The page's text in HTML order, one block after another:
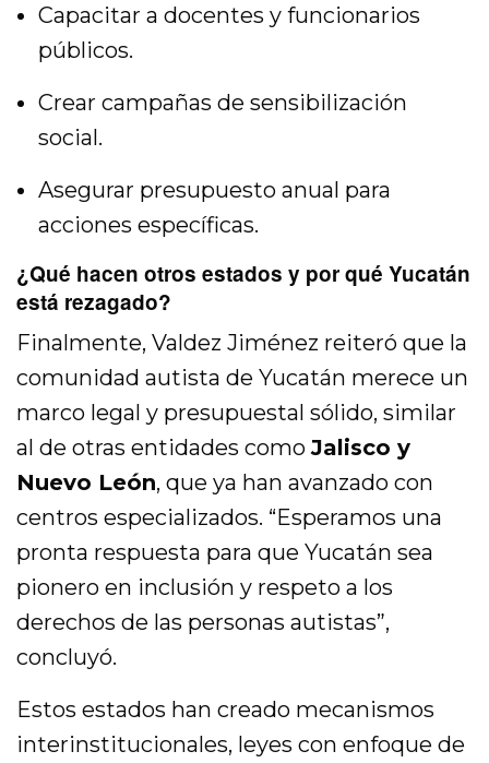
Capacitar a docentes y funcionarios
públicos.
Crear campañas de sensibilización
social.
Asegurar presupuesto anual para
acciones específicas.
¿Qué hacen otros estados y por qué Yucatán
está rezagado?
Finalmente, Valdez Jiménez reiteró que la
comunidad autista de Yucatán merece un
marco legal y presupuestal sólido, similar
al de otras entidades comoJalisco y
Nuevo León, que ya han avanzado con
centros especializados. “Esperamos una
pronta respuesta para que Yucatán sea
pionero en inclusión y respeto a los
derechos de las personas autistas”,
concluyó.
Estos estados han creado mecanismos
interinstitucionales, leyes con enfoque de